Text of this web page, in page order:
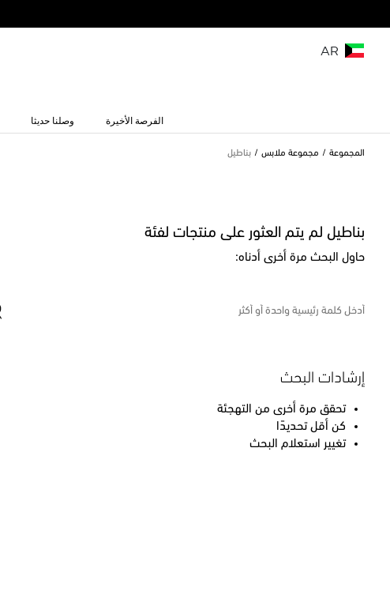
AR
الفرصة الأخيرة وصلنا حديثا
المجموعة مجموعة ملابس بناطيل
بناطيل لم يتم العثور على منتجات لفئة
حاول البحث مرة أخرى أدناه:
إرشادات البحث
تحقق مرة أخرى من التهجئة
كن أقل تحديدًا
تغيير استعلام البحث